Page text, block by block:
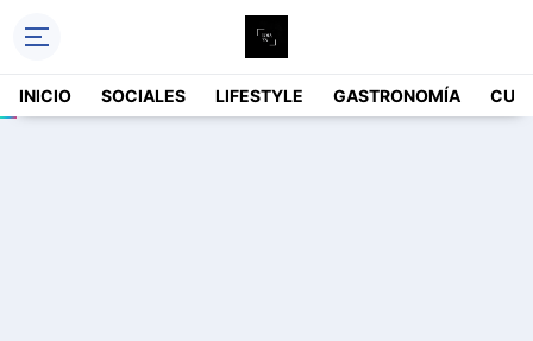
INICIO SOCIALES LIFESTYLE GASTRONOMÍA